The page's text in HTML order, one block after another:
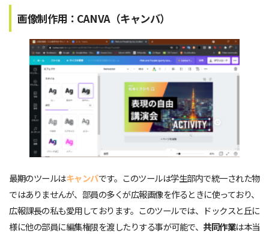
画像制作用：CANVA（キャンバ）
最期のツールはキャンバです。このツールは学生部内で統一された物
ではありませんが、部員の多くが広報画像を作るときに使っており、
広報課長の私も愛用しております。このツールでは、ドックスと丘に
様に他の部員に編集権限を渡したりする事が可能で、 共同作業は本当